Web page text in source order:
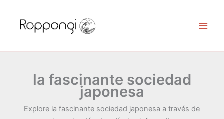
contenido
la fascinante sociedad
japonesa
Explore la fascinante sociedad japonesa a través de